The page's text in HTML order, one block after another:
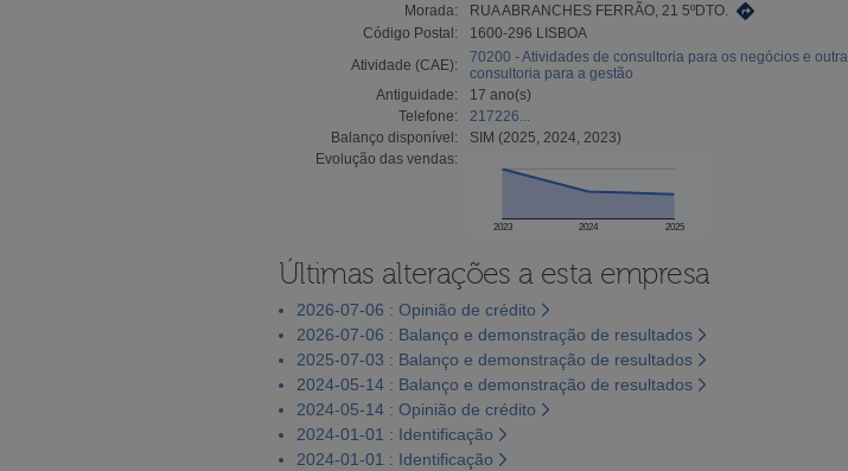
Morada:
RUA ABRANCHES FERRÃO, 21 5ºDTO.
Código Postal:
1600-296 LISBOA
Atividade (CAE):
70200 - Atividades de consultoria para os negócios e outra
consultoria para a gestão
Antiguidade:
17 ano(s)
Telefone:
217226...
Balanço disponível:
SIM (2025, 2024, 2023)
Evolução das vendas:
2023 2024 2025
Últimas alterações a esta empresa
2026-07-06 : Opinião de crédito
2026-07-06 : Balanço e demonstração de resultados
2025-07-03 : Balanço e demonstração de resultados
2024-05-14 : Balanço e demonstração de resultados
2024-05-14 : Opinião de crédito
2024-01-01 : Identificação
2024-01-01 : Identificação